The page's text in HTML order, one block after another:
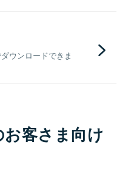
ウンロードできま
客さま向け